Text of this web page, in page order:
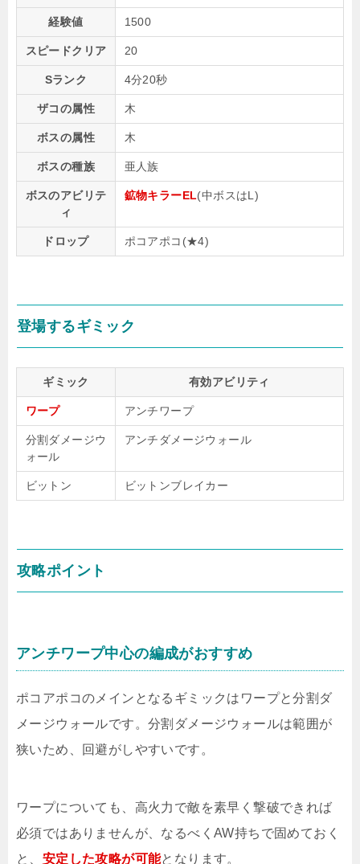
経験値 1500
スピードクリア 20
Sランク 4分20秒
ザコの属性 木
ボスの属性 木
ボスの種族 亜人族
ボスのアビリテ
ィ
鉱物キラーEL(中ボスはL)
ドロップ ポコアポコ(★4)
登場するギミック
ギミック 有効アビリティ
ワープ アンチワープ
分割ダメージウ
ォール
アンチダメージウォール
ビットン ビットンブレイカー
攻略ポイント
アンチワープ中心の編成がおすすめ
ポコアポコのメインとなるギミックはワープと分割ダ
メージウォールです。分割ダメージウォールは範囲が
狭いため、回避がしやすいです。
ワープについても、高火力で敵を素早く撃破できれば
必須ではありませんが、なるべくAW持ちで固めておく
と、 安定した攻略が可能となります。